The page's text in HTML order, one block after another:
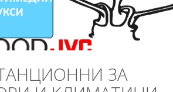
ЗА